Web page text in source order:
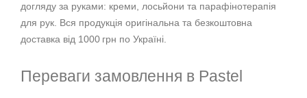
догляду за руками: креми, лосьйони та парафінотерапія
для рук. Вся продукція оригінальна та безкоштовна
доставка від 1000 грн по Україні.
Переваги замовлення в Pastel